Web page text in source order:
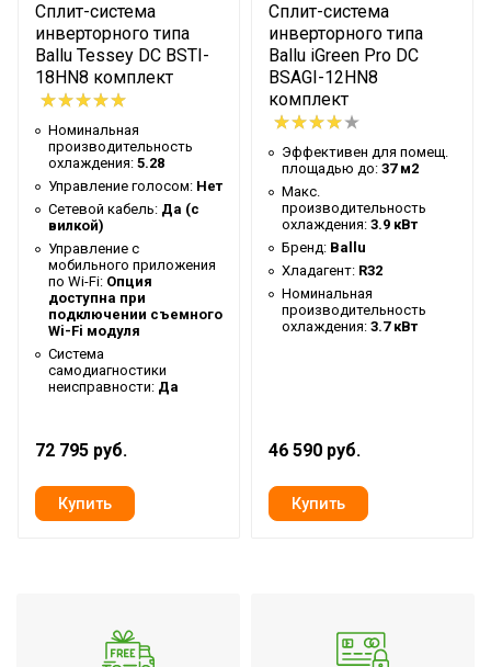
обогрева
Уровень шума внутр.
блока
21 дБ
Мин. поддерживаемая
температура
16 °С
Макс. поддерживаемая
температура
30 °С
Макс. рабочая
температура воздуха для
внешнего блока
47 °С
Мин. рабочая
температура воздуха для
внешнего блока
блока
Белый
Инверторная технология
Сплит-система
инверторного типа
Ballu Tessey DC BSTI-
18HN8 комплект
Номинальная
производительность
охлаждения: 5.28
Управление голосом: Нет
Сетевой кабель: Да (с
вилкой)
Управление c
мобильного приложения
по Wi-Fi: Опция
доступна при
подключении съемного
Wi-Fi модуля
Система
самодиагностики
неисправности: Да
72 795 руб.
Сплит-система
инверторного типа
Ballu iGreen Pro DC
BSAGI-12HN8
комплект
Эффективен для помещ.
площадью до: 37 м2
Макс.
производительность
охлаждения: 3.9 кВт
Бренд: Ballu
Хладагент: R32
Номинальная
производительность
охлаждения: 3.7 кВт
46 590 руб.